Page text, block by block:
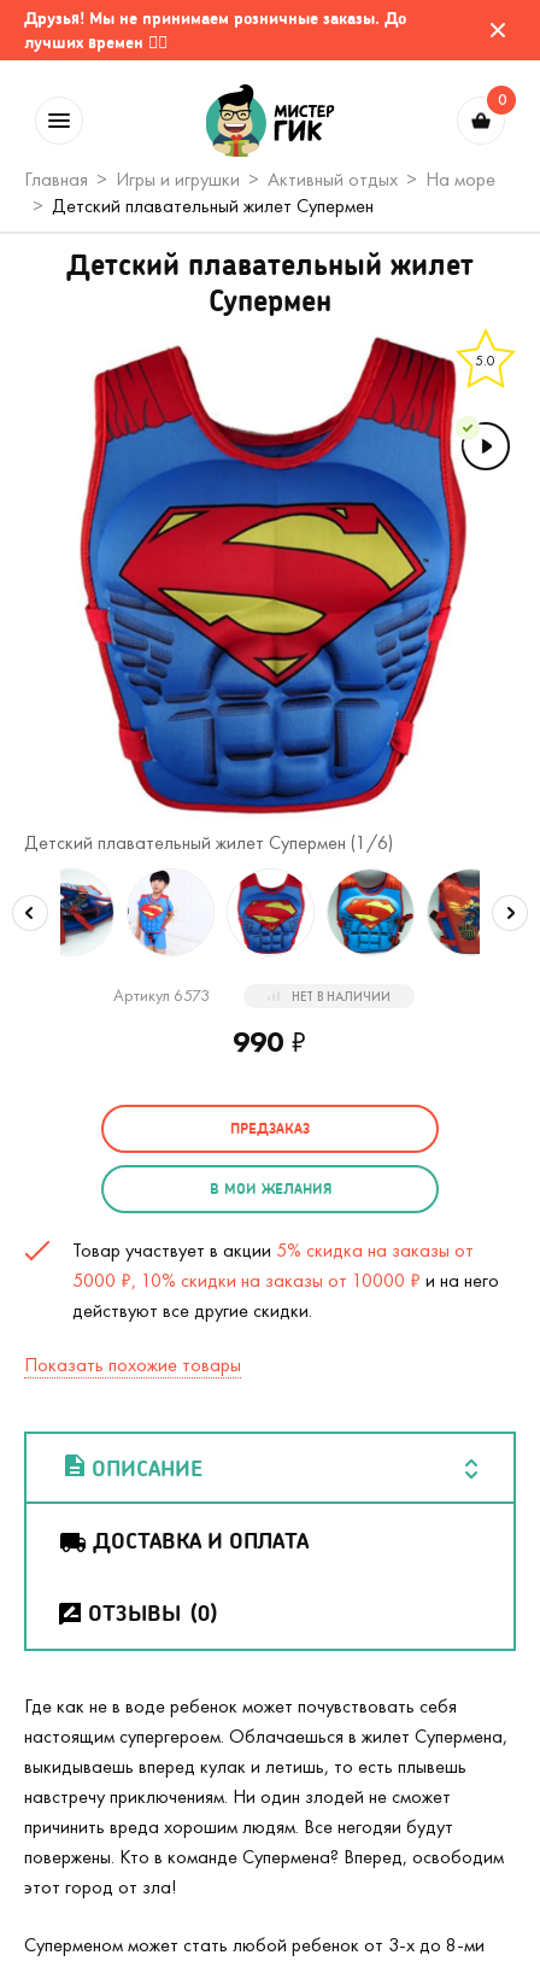
Друзья! Мы не принимаем розничные заказы. До
лучших времен 🤷‍♂️
0
Главная Игры и игрушки Активный отдых
На море
Детский плавательный жилет Супермен
Детский плавательный жилет
Супермен
5.0
Детский плавательный жилет Супермен (1 /6)
Артикул 6573 НЕТ В НАЛИЧИИ
990 ₽
ПРЕДЗАКАЗ
В МОИ ЖЕЛАНИЯ
Товар участвует в акции 5% скидка на заказы от
5000 ₽, 10% скидки на заказы от 10000 ₽ и на него
действуют все другие скидки.
Показать похожие товары
ОПИСАНИЕ
ДОСТАВКА И ОПЛАТА
ОТЗЫВЫ (0)
Где как не в воде ребенок может почувствовать себя
настоящим супергероем. Облачаешься в жилет Супермена,
выкидываешь вперед кулак и летишь, то есть плывешь
навстречу приключениям. Ни один злодей не сможет
причинить вреда хорошим людям. Все негодяи будут
повержены. Кто в команде Супермена? Вперед, освободим
этот город от зла!
Суперменом может стать любой ребенок от 3-х до 8-ми